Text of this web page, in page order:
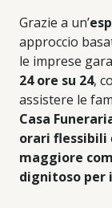
Grazie a un’
approccio
le imprese
24 ore su 24,
assistere le
Casa
orari flessibili
maggiore
dignitoso per